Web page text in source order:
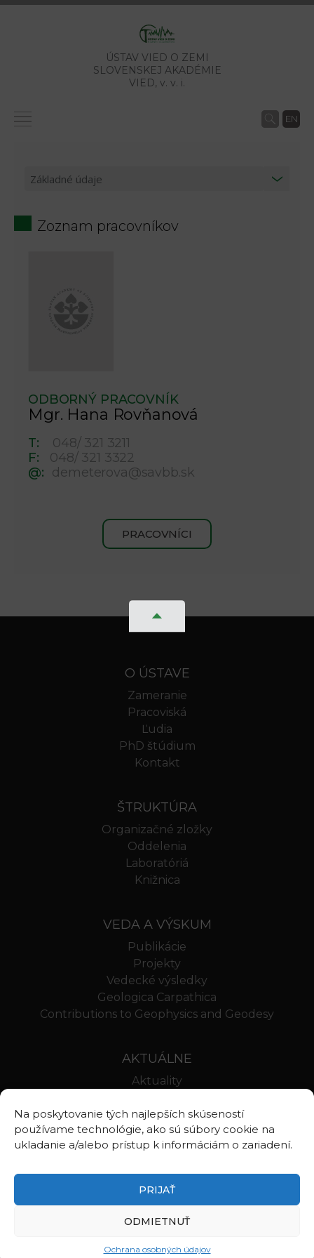
Na poskytovanie tých najlepších skúseností
používame technológie, ako sú súbory cookie na
ukladanie a/alebo prístup k informáciám o zariadení.
PRIJAŤ
ODMIETNUŤ
Ochrana osobných údajov
ÚSTAV VIED O ZEMI
SLOVENSKEJ AKADÉMIE
VIED, v. v. i.
EN
Zoznam pracovníkov
ODBORNÝ PRACOVNÍK
Mgr. Hana Rovňanová
T:
048/ 321 3211
F:
048/ 321 3322
@: demeterova@savbb.sk
PRACOVNÍCI
O ÚSTAVE
Zameranie
Pracoviská
Ľudia
PhD štúdium
Kontakt
ŠTRUKTÚRA
Organizačné zložky
Oddelenia
Laboratóriá
Knižnica
VEDA A VÝSKUM
Publikácie
Projekty
Vedecké výsledky
Geologica Carpathica
Contributions to Geophysics and Geodesy
AKTUÁLNE
Aktuality
Stravovanie SAV
Webmail BA
Webmail BB
Zásady ochrany osobných údajov